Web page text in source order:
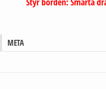
META